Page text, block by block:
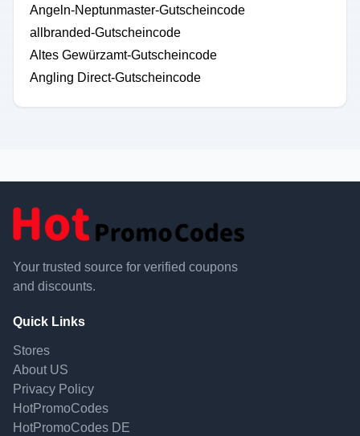
Angeln-Neptunmaster-Gutscheincode
allbranded-Gutscheincode
Altes Gewürzamt-Gutscheincode
Angling Direct-Gutscheincode
Your trusted source for verified coupons
and discounts.
Quick Links
Stores
About US
Privacy Policy
HotPromoCodes
HotPromoCodes DE